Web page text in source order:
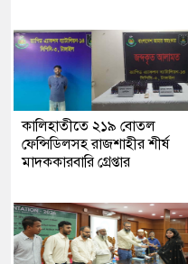
কালিহাতীতে ২১৯ বোতল
ফেন্সিডিলসহ রাজশাহীর শীর্ষ
মাদককারবারি গ্রেপ্তার